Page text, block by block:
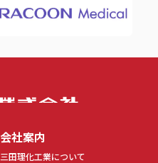
会社案内
三田理化工業について